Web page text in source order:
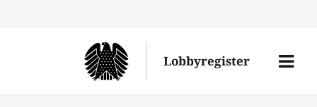
Lobbyregister
Menü